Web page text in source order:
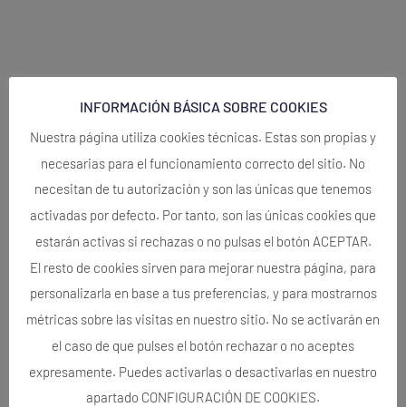
INFORMACIÓN BÁSICA SOBRE COOKIES
Nuestra página utiliza cookies técnicas. Estas son propias y
necesarias para el funcionamiento correcto del sitio. No
necesitan de tu autorización y son las únicas que tenemos
activadas por defecto. Por tanto, son las únicas cookies que
estarán activas si rechazas o no pulsas el botón ACEPTAR.
El resto de cookies sirven para mejorar nuestra página, para
personalizarla en base a tus preferencias, y para mostrarnos
métricas sobre las visitas en nuestro sitio. No se activarán en
el caso de que pulses el botón rechazar o no aceptes
expresamente. Puedes activarlas o desactivarlas en nuestro
apartado CONFIGURACIÓN DE COOKIES.